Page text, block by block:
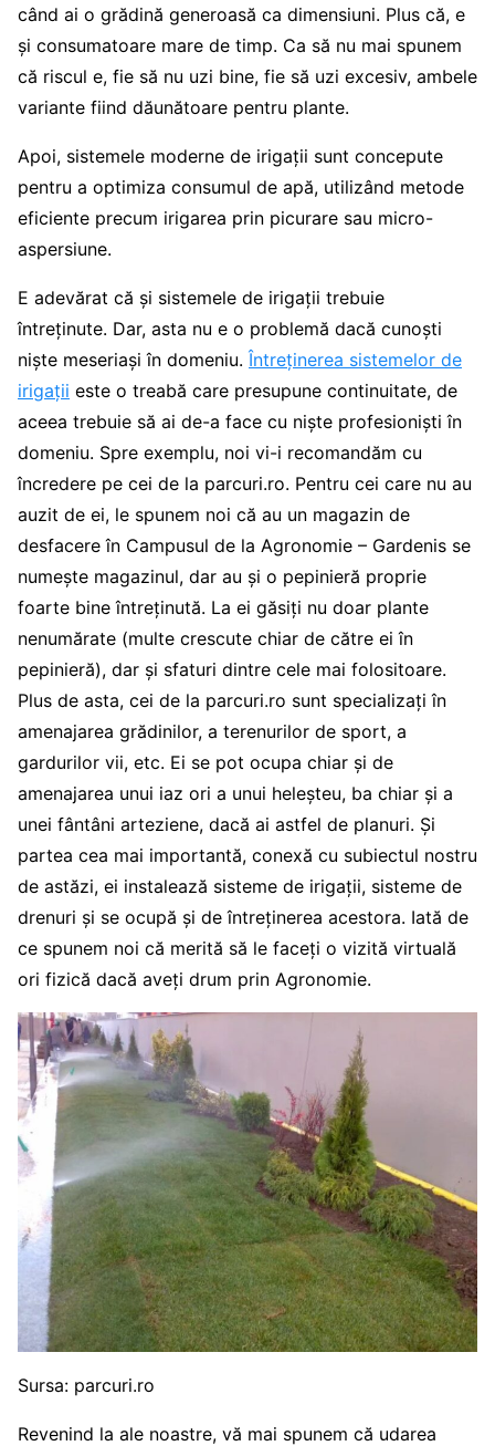
când ai o grădină generoasă ca dimensiuni. Plus că, e
și consumatoare mare de timp. Ca să nu mai spunem
că riscul e, fie să nu uzi bine, fie să uzi excesiv, ambele
variante fiind dăunătoare pentru plante.
Apoi, sistemele moderne de irigații sunt concepute
pentru a optimiza consumul de apă, utilizând metode
eficiente precum irigarea prin picurare sau micro-
aspersiune.
E adevărat că și sistemele de irigații trebuie
întreținute. Dar, asta nu e o problemă dacă cunoști
niște meseriași în domeniu. Întreținerea sistemelor de
irigații este o treabă care presupune continuitate, de
aceea trebuie să ai de-a face cu niște profesioniști în
domeniu. Spre exemplu, noi vi-i recomandăm cu
încredere pe cei de la parcuri.ro. Pentru cei care nu au
auzit de ei, le spunem noi că au un magazin de
desfacere în Campusul de la Agronomie – Gardenis se
numește magazinul, dar au și o pepinieră proprie
foarte bine întreținută. La ei găsiți nu doar plante
nenumărate (multe crescute chiar de către ei în
pepinieră), dar și sfaturi dintre cele mai folositoare.
Plus de asta, cei de la parcuri.ro sunt specializați în
amenajarea grădinilor, a terenurilor de sport, a
gardurilor vii, etc. Ei se pot ocupa chiar și de
amenajarea unui iaz ori a unui heleșteu, ba chiar și a
unei fântâni arteziene, dacă ai astfel de planuri. Și
partea cea mai importantă, conexă cu subiectul nostru
de astăzi, ei instalează sisteme de irigații, sisteme de
drenuri și se ocupă și de întreținerea acestora. Iată de
ce spunem noi că merită să le faceți o vizită virtuală
ori fizică dacă aveți drum prin Agronomie.
Sursa: parcuri.ro
Revenind la ale noastre, vă mai spunem că udarea